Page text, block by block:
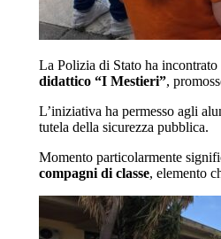
La Polizia di Stato ha
didattico “I Mestieri”,
L’iniziativa ha permesso agli
tutela della sicurezza pubblica.
Momento particolarmente
compagni di classe, elemento